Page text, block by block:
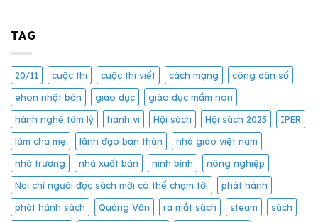
TAG
20/11 cuộc thi cuộc thi viết cách mạng
công dân số
ehon nhật bản
giáo dục
giáo dục mầm non
hành nghề tâm lý
hành vi Hội sách Hội sách 2025
IPER
làm cha mẹ
lãnh đạo bản thân
nhà giáo việt nam
nhà trương
nhà xuất bản ninh bình
nông nghiệp
Nơi chỉ người đọc sách mới có thể chạm tới
phát hành
phát hành sách
Quảng Văn ra mắt sách steam
sách